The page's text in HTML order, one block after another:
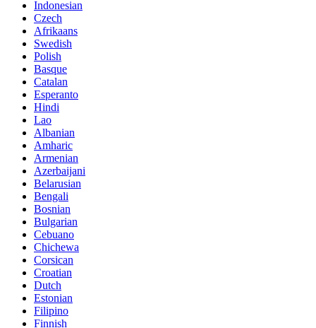
Indonesian
Czech
Afrikaans
Swedish
Polish
Basque
Catalan
Esperanto
Hindi
Lao
Albanian
Amharic
Armenian
Azerbaijani
Belarusian
Bengali
Bosnian
Bulgarian
Cebuano
Chichewa
Corsican
Croatian
Dutch
Estonian
Filipino
Finnish